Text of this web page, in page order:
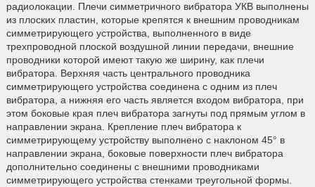
радиолокации. Плечи симметричного вибратора УКВ выполнены
из плоских пластин, которые крепятся к внешним проводникам
симметрирующего устройства, выполненного в виде
трехпроводной плоской воздушной линии передачи, внешние
проводники которой имеют такую же ширину, как плечи
вибратора. Верхняя часть центрального проводника
симметрирующего устройства соединена с одним из плеч
вибратора, а нижняя его часть является входом вибратора, при
этом боковые края плеч вибратора загнуты под прямым углом в
направлении экрана. Крепление плеч вибратора к
симметрирующему устройству выполнено с наклоном 45° в
направлении экрана, боковые поверхности плеч вибратора
дополнительно соединены с внешними проводниками
симметрирующего устройства стенками треугольной формы.